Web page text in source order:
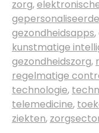
zorg,
gezondheidsapps,
kunstmatige
gezondheidszorg,
regelmatige
technologie,
telemedicine,
ziekten,